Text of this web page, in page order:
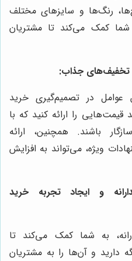
رنگ‌ها و سایزهای مختلف
شما کمک می‌کند تا مشتریان
تخفیف‌های جذاب:
عوامل در تصمیم‌گیری خرید
را ارائه کنید که با
باشند. همچنین، ارائه
ویژه، می‌تواند به افزایش
و ایجاد تجربه خرید
به شما کمک می‌کند تا
دارید و آن‌ها را به مشتریان